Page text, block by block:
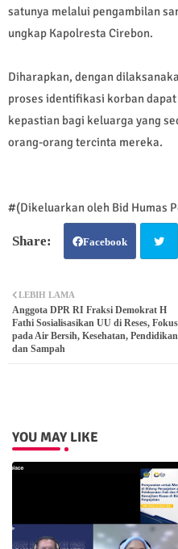
satunya melalui pengambilan
ungkap Kapolresta Cirebon.
Diharapkan, dengan
proses identifikasi korban
kepastian bagi keluarga yang
orang-orang tercinta mereka.
#(Dikeluarkan oleh Bid Humas
Facebook
ter
LEBIH LAMA
Anggota DPR RI Fraksi Demokrat H
Fathi Sosialisasikan UU di Reses, Fokus
pada Air Bersih, Kesehatan,
dan Sampah
YOU MAY LIKE